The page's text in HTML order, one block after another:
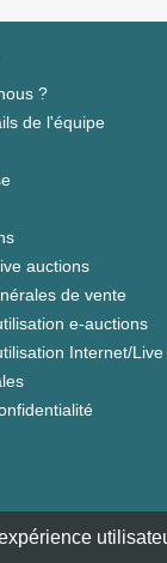
?
de l'équipe
auctions
de vente
e-auctions
Internet/